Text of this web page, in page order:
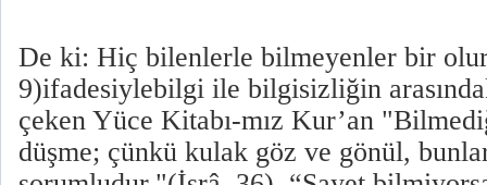
De ki: Hiç bilenlerle bilmeyenler bir
9)ifadesiylebilgi ile bilgisizliğin
çeken Yüce Kitabı-mız Kur’an
düşme; çünkü kulak göz ve gönül,